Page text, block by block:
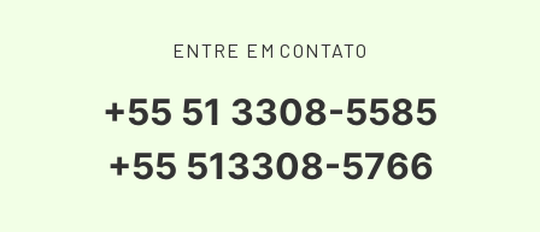
ENTRE EM CONTATO
+55 51 3308-5585
+55 513308-5766